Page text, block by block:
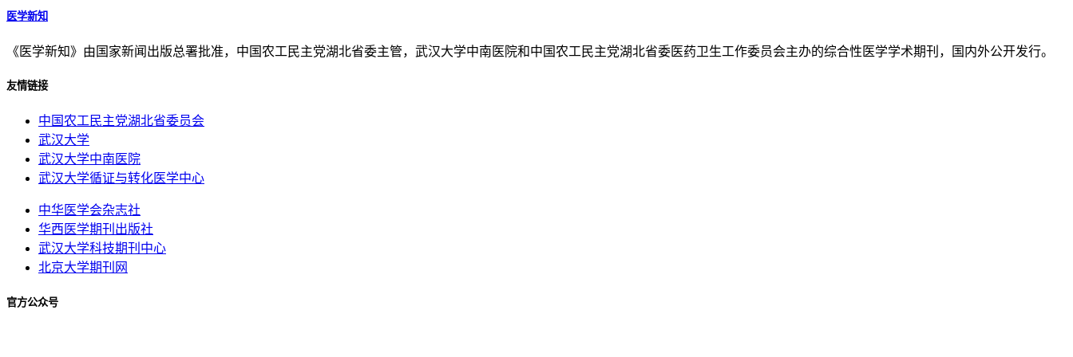
医学新知
《医学新知》由国家新闻出版总署批准，中国农工民主党湖北省委主管，武汉大学中南医院和中国农工民主党湖北省委医药卫生工作委员会主办的综合性医学学术期刊，国内外公开发行。
友情链接
中国农工民主党湖北省委员会
武汉大学
武汉大学中南医院
武汉大学循证与转化医学中心
中华医学会杂志社
华西医学期刊出版社
武汉大学科技期刊中心
北京大学期刊网
官方公众号